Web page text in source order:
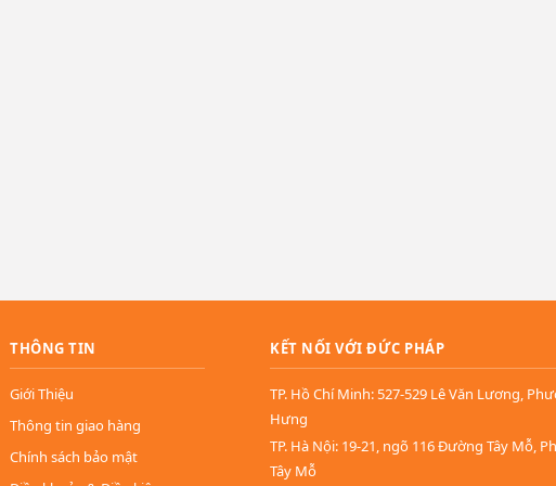
THÔNG TIN
Giới Thiệu
Thông tin giao hàng
Chính sách bảo mật
KẾT NỐI VỚI ĐỨC PHÁP
TP. Hồ Chí Minh: 527-529 Lê Văn Lương,
Hưng
TP. Hà Nội: 19-21, ngõ 116 Đường Tây Mỗ,
Tây Mỗ